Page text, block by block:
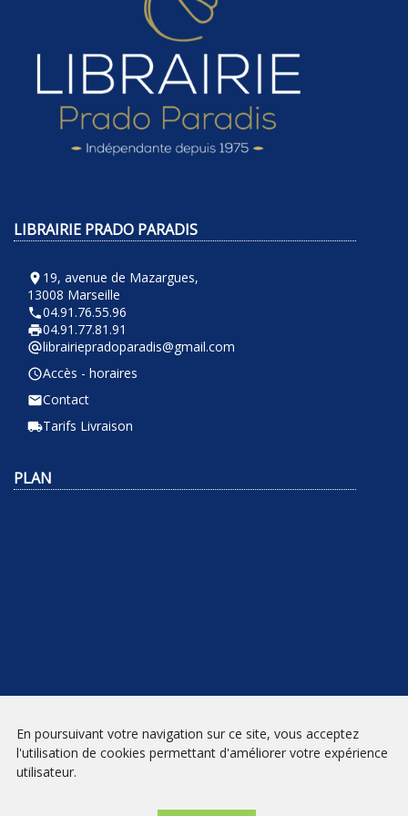
LIBRAIRIE PRADO PARADIS
room 19, avenue de Mazargues,
13008 Marseille
phone04.91.76.55.96
local_printshop04.91.77.81.91
alternate_emaillibrairiepradoparadis@gmail.com
query_builderAccès - horaires
emailContact
local_shippingTarifs Livraison
PLAN
NEWSLETTER
En poursuivant votre navigation sur ce site, vous acceptez
l'utilisation de cookies permettant d'améliorer votre expérience
utilisateur.